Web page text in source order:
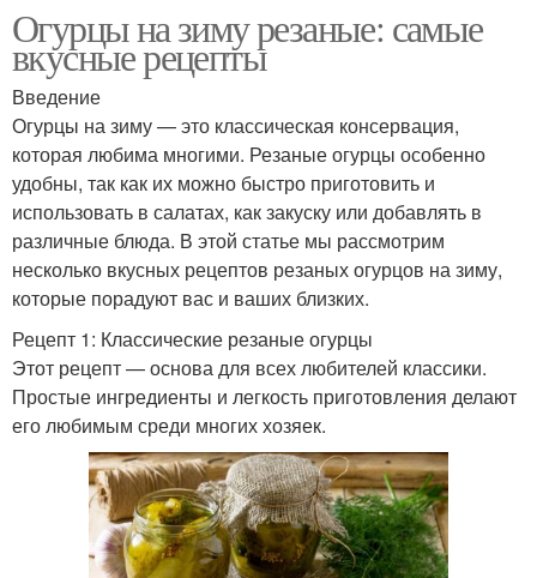
Огурцы на зиму резаные: самые
вкусные рецепты
Введение
Огурцы на зиму — это классическая консервация,
которая любима многими. Резаные огурцы особенно
удобны, так как их можно быстро приготовить и
использовать в салатах, как закуску или добавлять в
различные блюда. В этой статье мы рассмотрим
несколько вкусных рецептов резаных огурцов на зиму,
которые порадуют вас и ваших близких.
Рецепт 1: Классические резаные огурцы
Этот рецепт — основа для всех любителей классики.
Простые ингредиенты и легкость приготовления делают
его любимым среди многих хозяек.